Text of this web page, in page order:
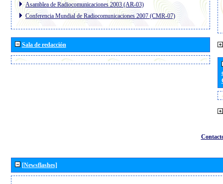
Asamblea de Radiocomunicaciones 2003 (AR-03)
Conferencia Mundial de Radiocomunicaciones 2007 (CMR-07)
Sala de redacción
[Newsflashes]